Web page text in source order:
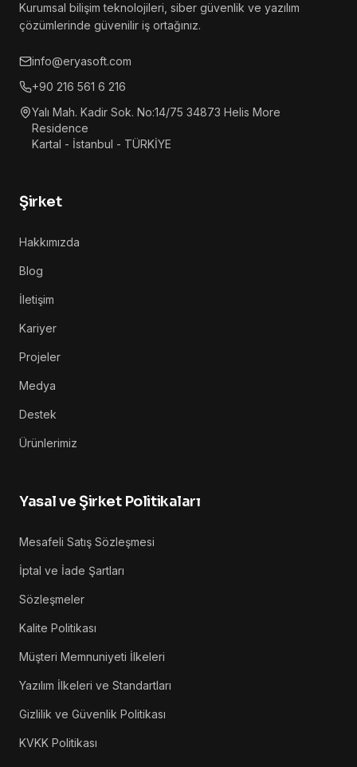
Kurumsal bilişim teknolojileri, siber güvenlik ve yazılım
çözümlerinde güvenilir iş ortağınız.
info@eryasoft.com
+90 216 561 6 216
Yalı Mah. Kadir Sok. No:14/75 34873 Helis More
Residence
Kartal - İstanbul - TÜRKİYE
Şirket
Hakkımızda
Blog
İletişim
Kariyer
Projeler
Medya
Destek
Ürünlerimiz
Yasal ve Şirket Politikaları
Mesafeli Satış Sözleşmesi
İptal ve İade Şartları
Sözleşmeler
Kalite Politikası
Müşteri Memnuniyeti İlkeleri
Yazılım İlkeleri ve Standartları
Gizlilik ve Güvenlik Politikası
KVKK Politikası